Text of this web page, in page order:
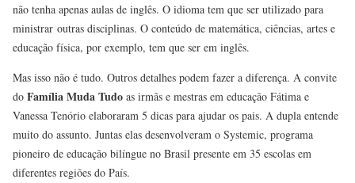
não tenha apenas aulas de inglês. O idioma tem que ser utilizado para
ministrar outras disciplinas. O conteúdo de matemática, ciências, artes e
educação física, por exemplo, tem que ser em inglês.
Mas isso não é tudo. Outros detalhes podem fazer a diferença. A convite
do Família Muda Tudo as irmãs e mestras em educação Fátima e
Vanessa Tenório elaboraram 5 dicas para ajudar os pais. A dupla entende
muito do assunto. Juntas elas desenvolveram o Systemic, programa
pioneiro de educação bilíngue no Brasil presente em 35 escolas em
diferentes regiões do País.